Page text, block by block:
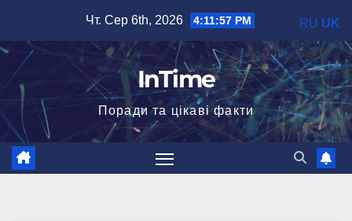
вмісту
Чт. Сер 6th, 2026 4:11:59 PM
InTime
Поради та цікаві факти
RU UK